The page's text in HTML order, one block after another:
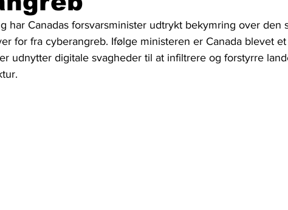
har Canadas forsvarsminister udtrykt bekymring over den
for fra cyberangreb. Ifølge ministeren er Canada blevet
udnytter digitale svagheder til at infiltrere og forstyrre